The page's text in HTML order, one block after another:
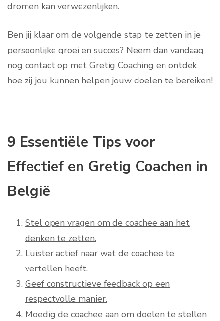
dromen kan verwezenlijken.
Ben jij klaar om de volgende stap te zetten in je
persoonlijke groei en succes? Neem dan vandaag
nog contact op met Gretig Coaching en ontdek
hoe zij jou kunnen helpen jouw doelen te bereiken!
9 Essentiële Tips voor
Effectief en Gretig Coachen in
België
Stel open vragen om de coachee aan het
denken te zetten.
Luister actief naar wat de coachee te
vertellen heeft.
Geef constructieve feedback op een
respectvolle manier.
Moedig de coachee aan om doelen te stellen